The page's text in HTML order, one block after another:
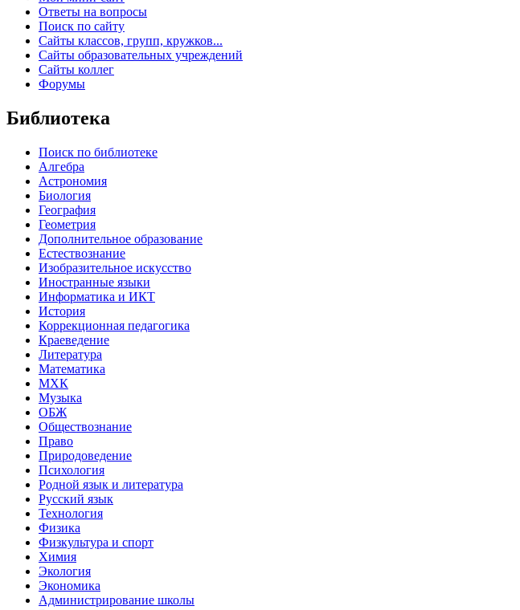
Ответы на вопросы
Поиск по сайту
Сайты классов, групп, кружков...
Сайты образовательных учреждений
Сайты коллег
Форумы
Библиотека
Поиск по библиотеке
Алгебра
Астрономия
Биология
География
Геометрия
Дополнительное образование
Естествознание
Изобразительное искусство
Иностранные языки
Информатика и ИКТ
История
Коррекционная педагогика
Краеведение
Литература
Математика
МХК
Музыка
ОБЖ
Обществознание
Право
Природоведение
Психология
Родной язык и литература
Русский язык
Технология
Физика
Физкультура и спорт
Химия
Экология
Экономика
Администрирование школы